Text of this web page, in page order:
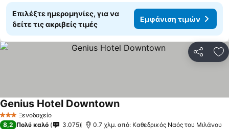
Επιλέξτε ημερομηνίες, για να
δείτε τις ακριβείς τιμές
Εμφάνιση τιμών
3 ΑστέριαΞενοδοχείο
Genius Hotel Downtown
8,2 Πολύ καλό 3.075 0.7 χλμ. από: Καθεδρικός Ναός του Μιλάνου